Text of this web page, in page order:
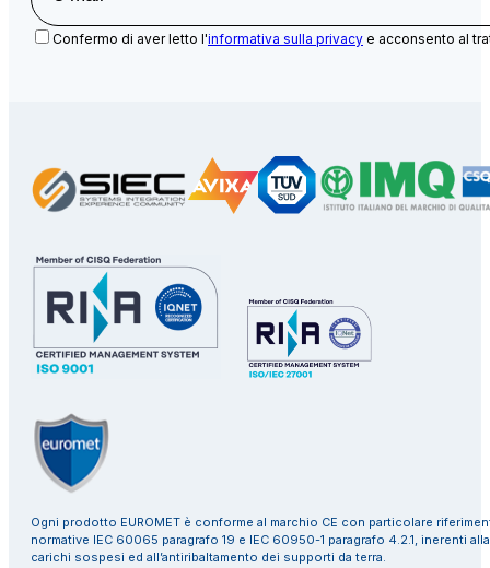
Confermo di aver letto l'informativa sulla privacy e acconsento al
Ogni prodotto EUROMET è conforme al marchio CE con particolare
normative IEC 60065 paragrafo 19 e IEC 60950-1 paragrafo 4.2.1, inerenti
carichi sospesi ed all’antiribaltamento dei supporti da terra.